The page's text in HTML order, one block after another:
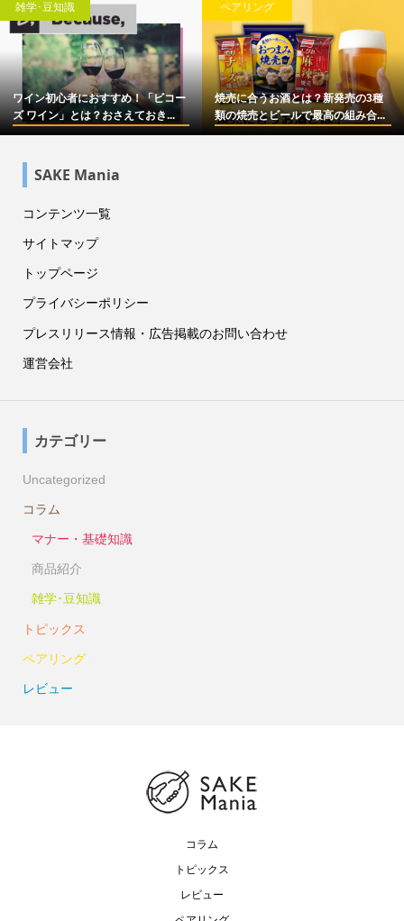
雑学･豆知識
ワイン初心者におすすめ！「ビコー
ズ ワイン」とは？おさえておき...
ペアリング
焼売に合うお酒とは？新発売の3種
類の焼売とビールで最高の組み合...
SAKE Mania
コンテンツ一覧
サイトマップ
トップページ
プライバシーポリシー
プレスリリース情報・広告掲載のお問い合わせ
運営会社
カテゴリー
Uncategorized
コラム
マナー・基礎知識
商品紹介
雑学･豆知識
トピックス
ペアリング
レビュー
コラム
トピックス
レビュー